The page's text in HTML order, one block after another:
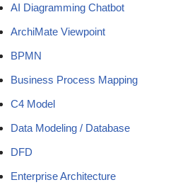
AI Diagramming Chatbot
ArchiMate Viewpoint
BPMN
Business Process Mapping
C4 Model
Data Modeling / Database
DFD
Enterprise Architecture